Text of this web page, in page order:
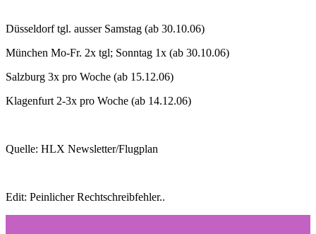
Düsseldorf tgl. ausser Samstag (ab 30.10.06)
München Mo-Fr. 2x tgl; Sonntag 1x (ab 30.10.06)
Salzburg 3x pro Woche (ab 15.12.06)
Klagenfurt 2-3x pro Woche (ab 14.12.06)
Quelle: HLX Newsletter/Flugplan
Edit: Peinlicher Rechtschreibfehler..